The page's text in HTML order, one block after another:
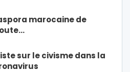
marocaine de
sur le civisme dans la